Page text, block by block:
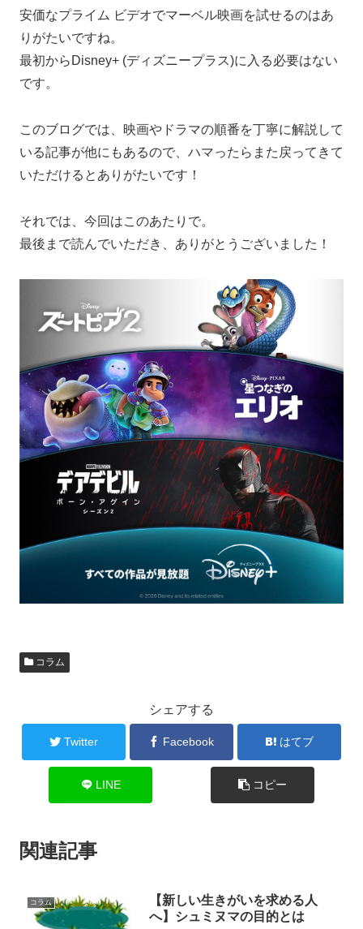
安価なプライム ビデオでマーベル映画を試せるのはあ
りがたいですね。
最初からDisney+ (ディズニープラス)に入る必要はない
です。
このブログでは、映画やドラマの順番を丁寧に解説して
いる記事が他にもあるので、ハマったらまた戻ってきて
いただけるとありがたいです！
それでは、今回はこのあたりで。
最後まで読んでいただき、ありがとうございました！
コラム
シェアする
Twitter Facebook はてブ
LINE コピー
関連記事
コラム
【新しい生きがいを求める人
へ】シュミヌマの目的とは